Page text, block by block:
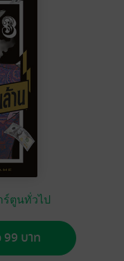
ร์ตูนทั่วไป
99 บาท